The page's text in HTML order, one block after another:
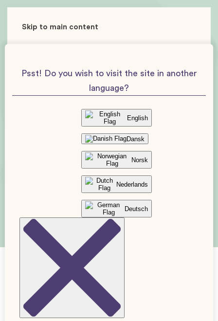
Skip to main content
Förstår du din menscykel? Här är allt
dubehöver ha koll på!
Psst! Do you wish to visit the site in another
language?
English
Dansk
Norsk
Nederlands
Deutsch